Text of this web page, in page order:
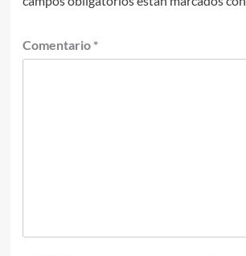
Comentario *